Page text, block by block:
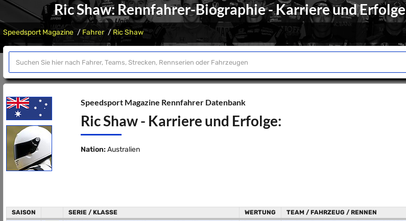
Ric Shaw: Rennfahrer-Biographie - Karriere und Erfolge
Speedsport Magazine Fahrer Ric Shaw
Speedsport Magazine Rennfahrer Datenbank
Ric Shaw - Karriere und Erfolge:
Nation: Australien
SAISON SERIE / KLASSE WERTUNG TEAM / FAHRZEUG / RENNEN